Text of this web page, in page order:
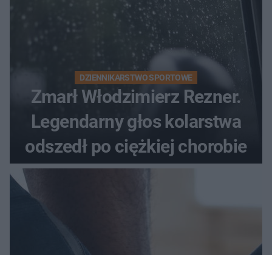
DZIENNIKARSTWO SPORTOWE
Zmarł Włodzimierz Rezner.
Legendarny głos kolarstwa
odszedł po ciężkiej chorobie